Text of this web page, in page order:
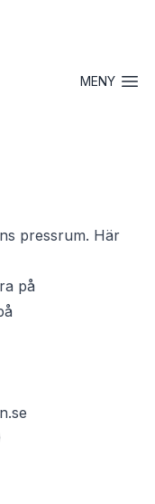
MENYÖppna
pressrum. Här
på